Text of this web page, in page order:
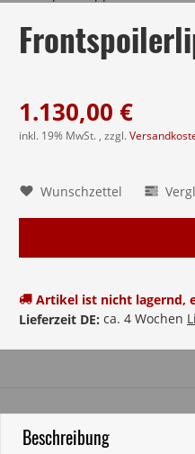
1.130,00 €
inkl. 19% MwSt. , zzgl.
Artikel ist nicht lagernd,
Lieferzeit DE: ca. 4 Wochen
Wunschzettel
Beschreibung